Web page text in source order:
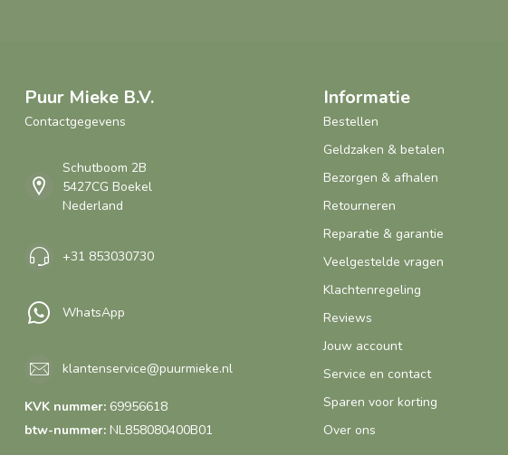
Puur Mieke B.V.
Contactgegevens
Schutboom 2B
5427CG Boekel
Nederland
+31 853030730
WhatsApp
klantenservice@puurmieke.nl
KVK nummer: 69956618
btw-nummer: NL858080400B01
Informatie
Bestellen
Geldzaken & betalen
Bezorgen & afhalen
Retourneren
Reparatie & garantie
Veelgestelde vragen
Klachtenregeling
Reviews
Jouw account
Service en contact
Sparen voor korting
Over ons